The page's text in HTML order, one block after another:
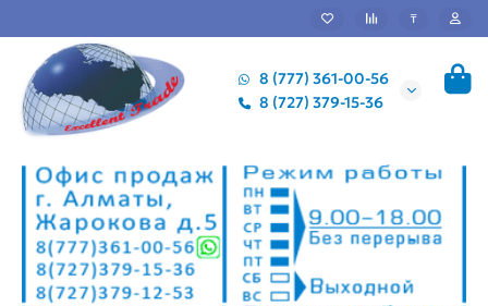
₸
8 (777) 361-00-56
8 (727) 379-15-36